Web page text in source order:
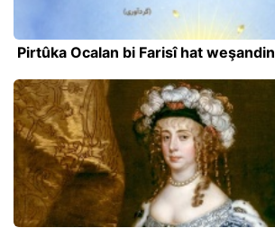
Pirtûka Ocalan bi Farisî hat weşandin